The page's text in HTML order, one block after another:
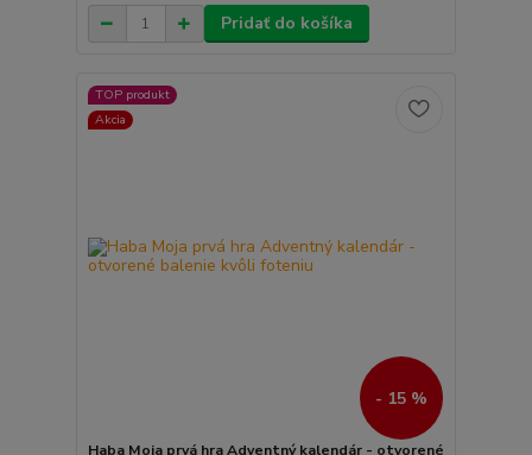
Pridať do košíka
TOP produkt
Akcia
- 15 %
Haba Moja prvá hra Adventný kalendár - otvorené